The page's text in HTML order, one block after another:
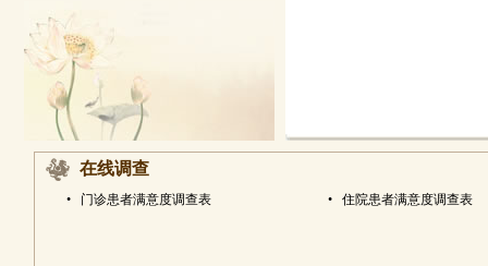
在线调查
• 门诊患者满意度调查表 • 住院患者满意度调查表